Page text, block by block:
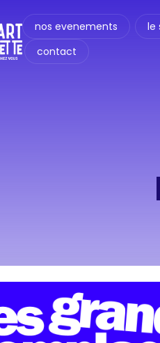
nos evenements le
contact